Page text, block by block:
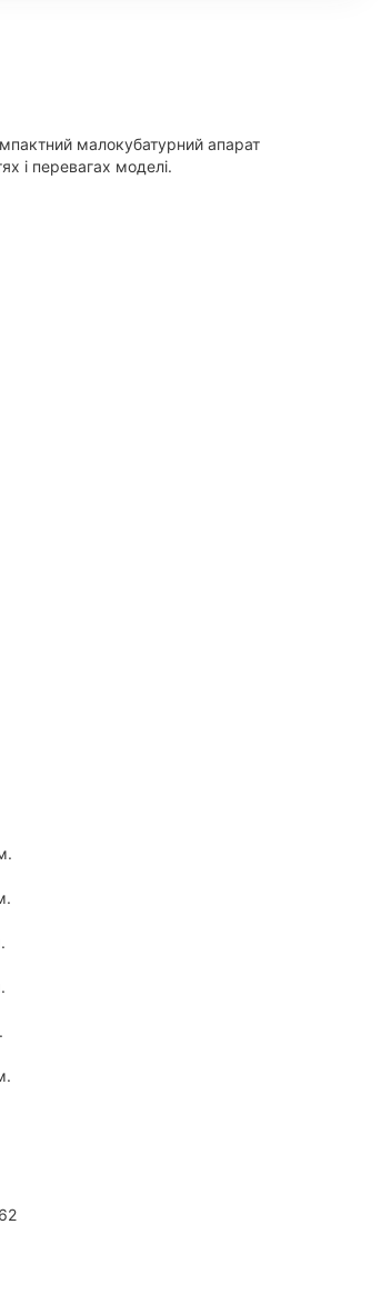
малокубатурний апарат
і перевагах моделі.
а при регулярному ТО ця цифра зросте до